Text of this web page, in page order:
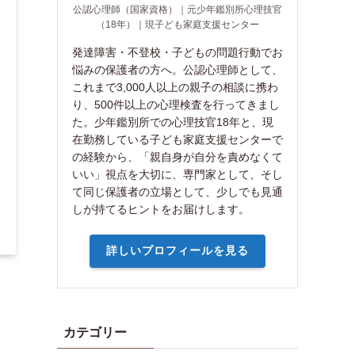
公認心理師（国家資格）｜元少年鑑別所心理技官
（18年）｜現子ども家庭支援センター
発達障害・不登校・子どもの問題行動でお
悩みの保護者の方へ。公認心理師として、
これまで3,000人以上の親子の相談に携わ
り、500件以上の心理検査を行ってきまし
た。少年鑑別所での心理技官18年と、現
在勤務している子ども家庭支援センターで
の経験から、「親自身が自分を責めなくて
いい」視点を大切に、専門家として、そし
て同じ保護者の立場として、少しでも見通
しが持てるヒントをお届けします。
詳しいプロフィールを見る
カテゴリー